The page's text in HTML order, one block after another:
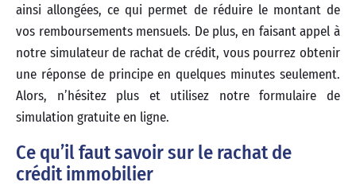
ainsi allongées, ce qui permet de réduire le montant de
vos remboursements mensuels. De plus, en faisant appel à
notre simulateur de rachat de crédit, vous pourrez obtenir
une réponse de principe en quelques minutes seulement.
Alors, n’hésitez plus et utilisez notre formulaire de
simulation gratuite en ligne.
Ce qu’il faut savoir sur le rachat de
crédit immobilier